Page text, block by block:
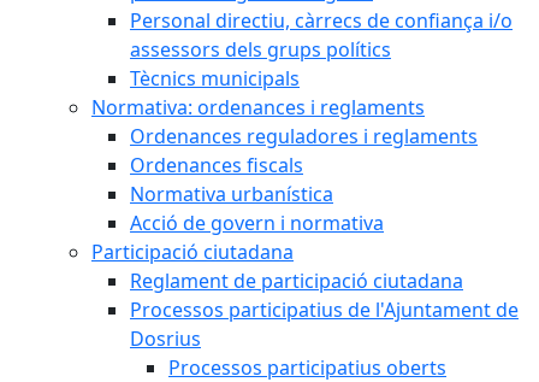
Personal directiu, càrrecs de confiança i/o
assessors dels grups polítics
Tècnics municipals
Normativa: ordenances i reglaments
Ordenances reguladores i reglaments
Ordenances fiscals
Normativa urbanística
Acció de govern i normativa
Participació ciutadana
Reglament de participació ciutadana
Processos participatius de l'Ajuntament de
Dosrius
Processos participatius oberts